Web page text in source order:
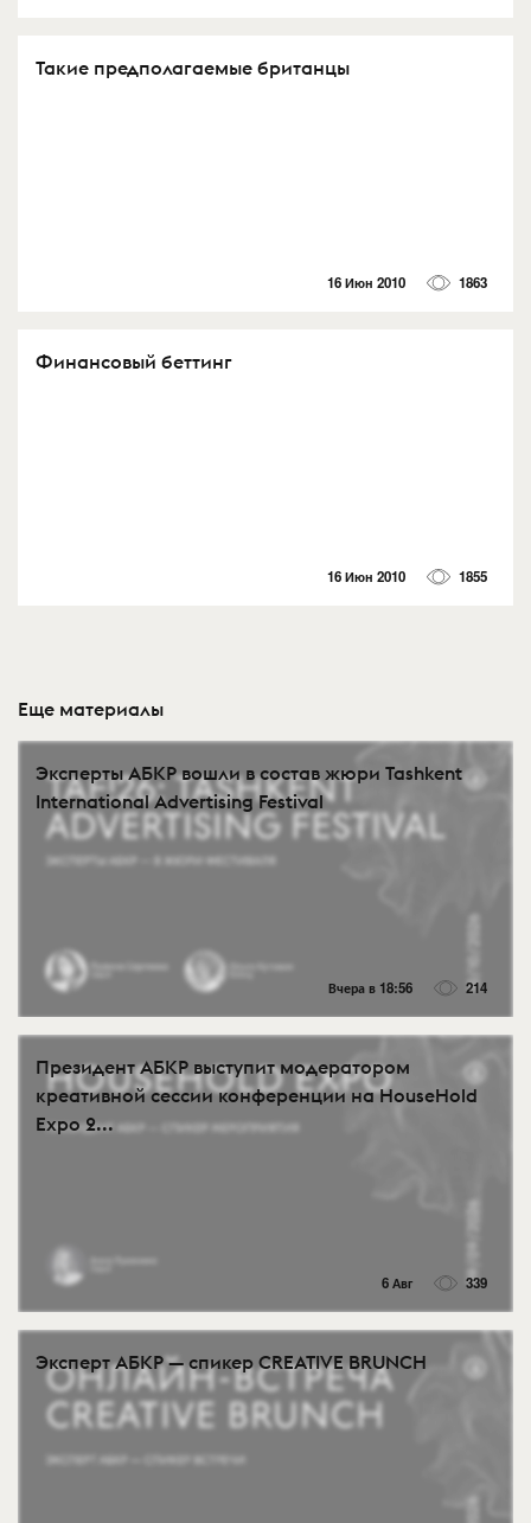
Такие предполагаемые британцы
16 Июн 2010 1863
Финансовый беттинг
16 Июн 2010 1855
Еще материалы
Эксперты АБКР вошли в состав жюри Tashkent
International Advertising Festival
Вчера в 18:56 214
Президент АБКР выступит модератором
креативной сессии конференции на HouseHold
Expo 2...
6 Авг 339
Эксперт АБКР — спикер CREATIVE BRUNCH